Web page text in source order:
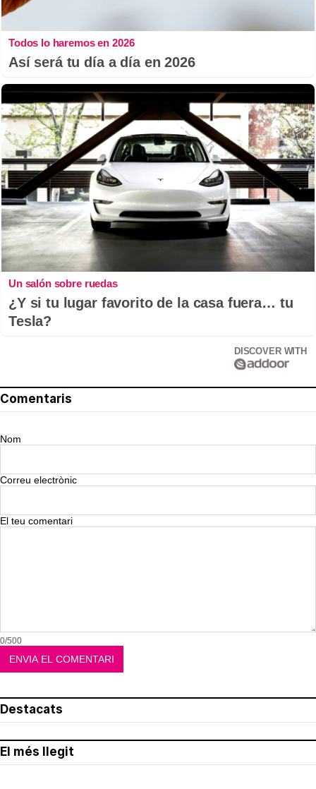
Todos lo haremos en 2026
Así será tu día a día en 2026
Un salón sobre ruedas
¿Y si tu lugar favorito de la casa fuera… tu
Tesla?
DISCOVER WITH
Comentaris
Nom
Correu electrònic
El teu comentari
0/500
Destacats
El més llegit